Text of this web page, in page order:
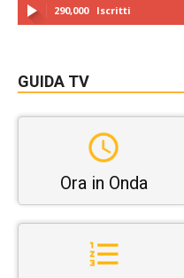
290,000 Iscritti
GUIDA TV
Ora in Onda